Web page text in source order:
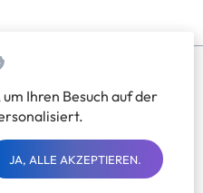
Ihren Besuch auf der
JA, ALLE AKZEPTIEREN.